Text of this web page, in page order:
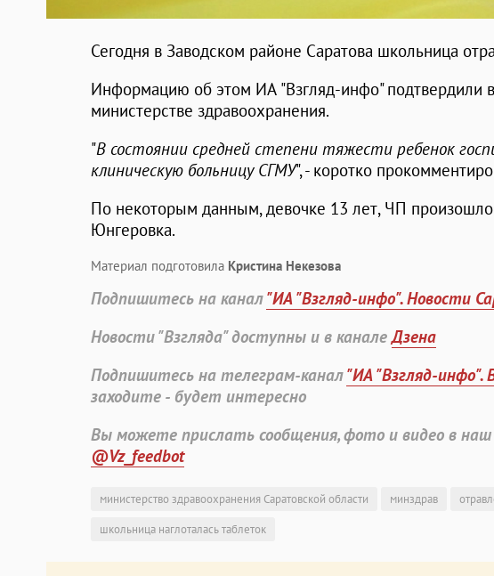
Сегодня в Заводском районе Саратова школьница
Информацию об этом ИА "Взгляд-инфо" подтвердили
министерстве здравоохранения.
"В состоянии средней степени тяжести ребенок
клиническую больницу СГМУ", - коротко
По некоторым данным, девочке 13 лет, ЧП
Юнгеровка.
Материал подготовила Кристина Некезова
Подпишитесь на канал"ИА "Взгляд-инфо". Новости
Новости "Взгляда" доступны и в каналеДзена
Подпишитесь на телеграм-канал"ИА "Взгляд-
заходите - будет интересно
Вы можете прислать сообщения, фото и видео в
@Vz_feedbot
министерство здравоохранения Саратовской области минздрав
школьница наглоталась таблеток